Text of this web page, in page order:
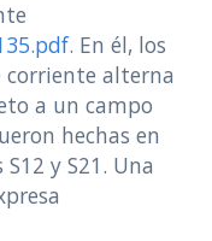
En él, los
alterna
a un campo
hechas en
y S21. Una